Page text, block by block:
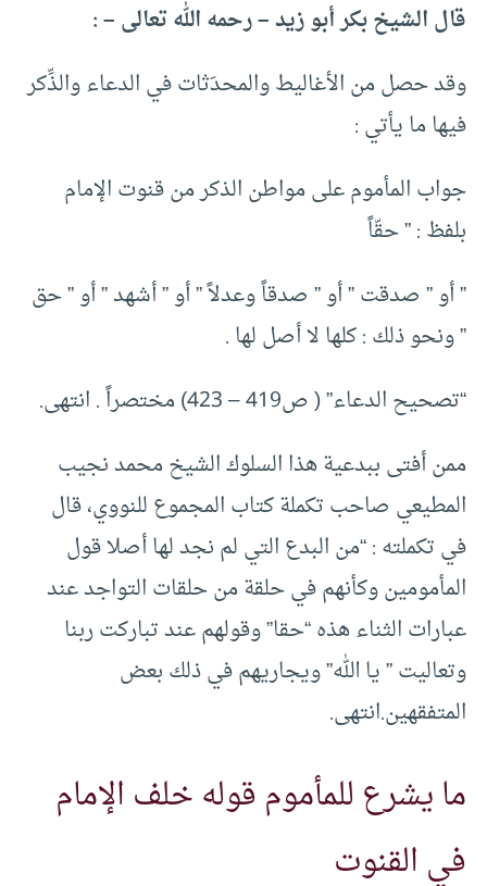
قال الشيخ بكر أبو زيد – رحمه الله تعالى – :
وقد حصل من الأغاليط والمحدَثات في الدعاء والذِّكر
فيها ما يأتي :
جواب المأموم على مواطن الذكر من قنوت الإمام
بلفظ : ” حقّاً
” أو ” صدقت ” أو ” صدقاً وعدلاً ” أو ” أشهد ” أو ” حق
” ونحو ذلك : كلها لا أصل لها .
“تصحيح الدعاء” ( ص419 – 423) مختصراً . انتهى.
ممن أفتى ببدعية هذا السلوك الشيخ محمد نجيب
المطيعي صاحب تكملة كتاب المجموع للنووي، قال
في تكملته : “من البدع التي لم نجد لها أصلا قول
المأمومين وكأنهم في حلقة من حلقات التواجد عند
عبارات الثناء هذه “حقا” وقولهم عند تباركت ربنا
وتعاليت ” يا الله” ويجاريهم في ذلك بعض
المتفقهين.انتهى.
ما يشرع للمأموم قوله خلف الإمام
في القنوت